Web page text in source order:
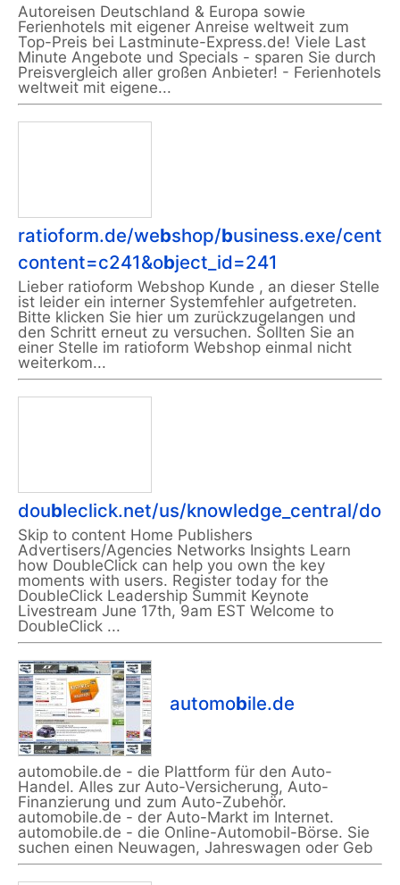
Autoreisen Deutschland & Europa sowie
Ferienhotels mit eigener Anreise weltweit zum
Top-Preis bei Lastminute-Express.de! Viele Last
Minute Angebote und Specials - sparen Sie durch
Preisvergleich aller großen Anbieter! - Ferienhotels
weltweit mit eigene...
ratioform.de/webshop/business.exe/
content=c241&object_id=241
Lieber ratioform Webshop Kunde , an dieser Stelle
ist leider ein interner Systemfehler aufgetreten.
Bitte klicken Sie hier um zurückzugelangen und
den Schritt erneut zu versuchen. Sollten Sie an
einer Stelle im ratioform Webshop einmal nicht
weiterkom...
doubleclick.net/us/knowledge_central/
Skip to content Home Publishers
Advertisers/Agencies Networks Insights Learn
how DoubleClick can help you own the key
moments with users. Register today for the
DoubleClick Leadership Summit Keynote
Livestream June 17th, 9am EST Welcome to
DoubleClick ...
automobile.de
automobile.de - die Plattform für den Auto-
Handel. Alles zur Auto-Versicherung, Auto-
Finanzierung und zum Auto-Zubehör.
automobile.de - der Auto-Markt im Internet.
automobile.de - die Online-Automobil-Börse. Sie
suchen einen Neuwagen, Jahreswagen oder Geb